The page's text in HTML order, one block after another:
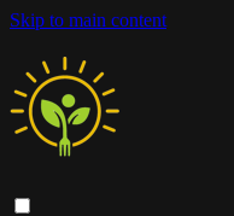
Skip to main content